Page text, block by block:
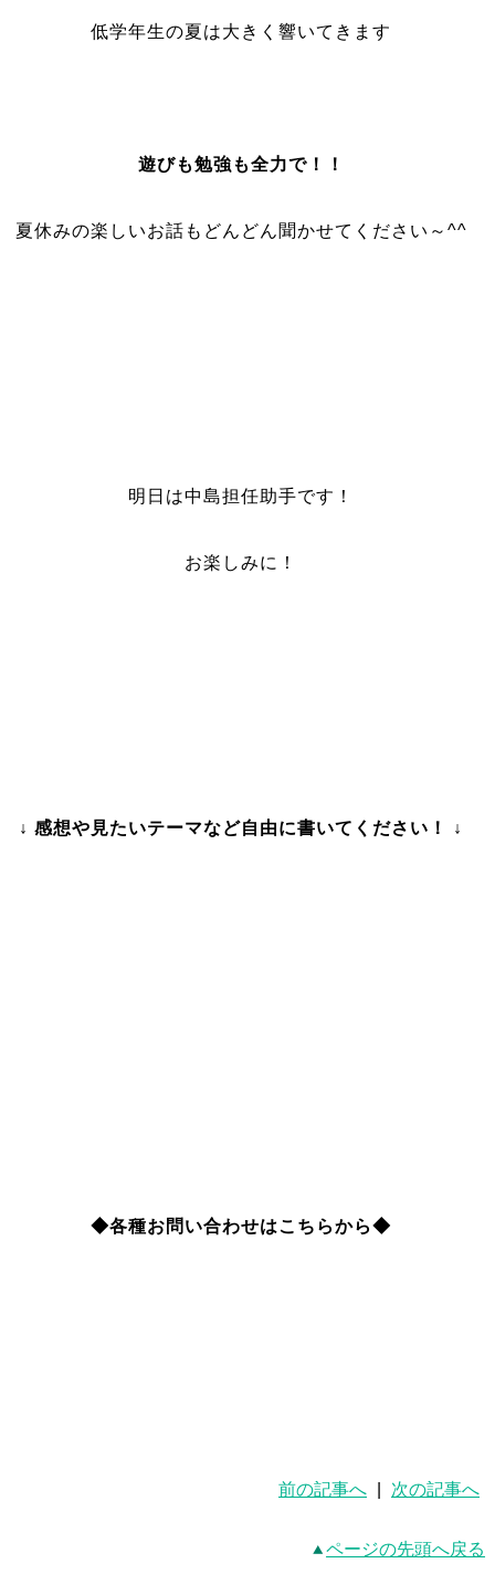
低学年生の夏は大きく響いてきます
遊びも勉強も全力で！！
夏休みの楽しいお話もどんどん聞かせてください～^^
明日は中島担任助手です！
お楽しみに！
↓ 感想や見たいテーマなど自由に書いてください！ ↓
◆各種お問い合わせはこちらから◆
前の記事へ 次の記事へ
ページの先頭へ戻る